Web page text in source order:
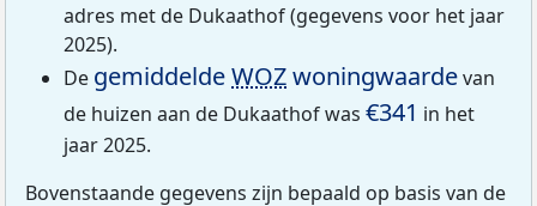
adres met de Dukaathof (gegevens voor het jaar
2025).
De gemiddeldeWOZwoningwaardevan
de huizen aan de Dukaathof was €341 in het
jaar 2025.
Bovenstaande gegevens zijn bepaald op basis van de